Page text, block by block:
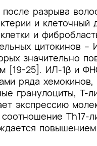
разрыва
и клеточный
и
цитокинов
значительно
[19-25]. ИЛ-1β и
ряда
гранулоциты,
экспрессию
соотношение Th17-